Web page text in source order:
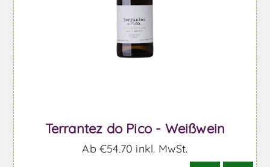
Terrantez do Pico - Weißwein
Ab €54,70 inkl. MwSt.